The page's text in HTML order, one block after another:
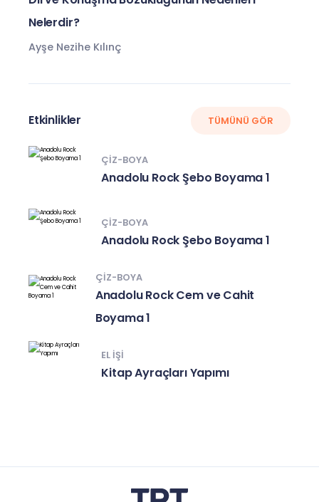
Nelerdir?
Ayşe Nezihe Kılınç
Etkinlikler TÜMÜNÜ GÖR
ÇIZ-BOYA
Anadolu Rock Şebo Boyama 1
ÇIZ-BOYA
Anadolu Rock Şebo Boyama 1
ÇIZ-BOYA
Anadolu Rock Cem ve Cahit
Boyama 1
EL IŞI
Kitap Ayraçları Yapımı